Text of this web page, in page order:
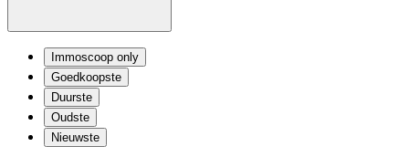
Immoscoop only
Goedkoopste
Duurste
Oudste
Nieuwste